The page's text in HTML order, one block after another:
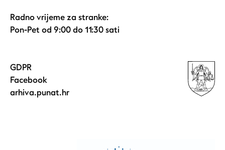
Radno vrijeme za stranke:
Pon-Pet od 9:00 do 11:30 sati
GDPR
Facebook
arhiva.punat.hr